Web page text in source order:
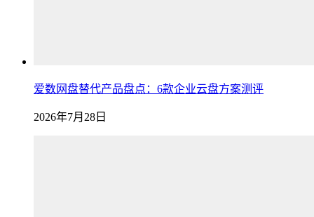
爱数网盘替代产品盘点：6款企业云盘方案测评
2026年7月28日